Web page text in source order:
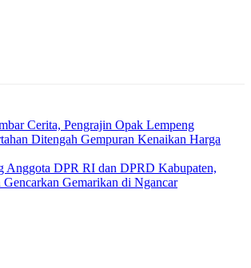
Cerita, Pengrajin Opak Lempeng
Ditengah Gempuran Kenaikan Harga
Anggota DPR RI dan DPRD Kabupaten,
Gemarikan di Ngancar